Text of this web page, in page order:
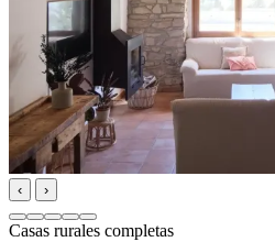
‹ ›
Casas rurales completas